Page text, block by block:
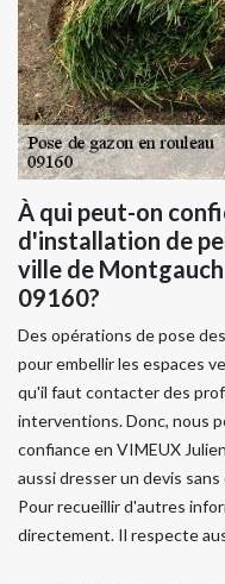
À qui peut-on
d'installation de
ville de
09160?
Des opérations de pose
pour embellir les espaces
qu'il faut contacter des
interventions. Donc, nous
confiance en VIMEUX
aussi dresser un devis
Pour recueillir d'autres
directement. Il respecte